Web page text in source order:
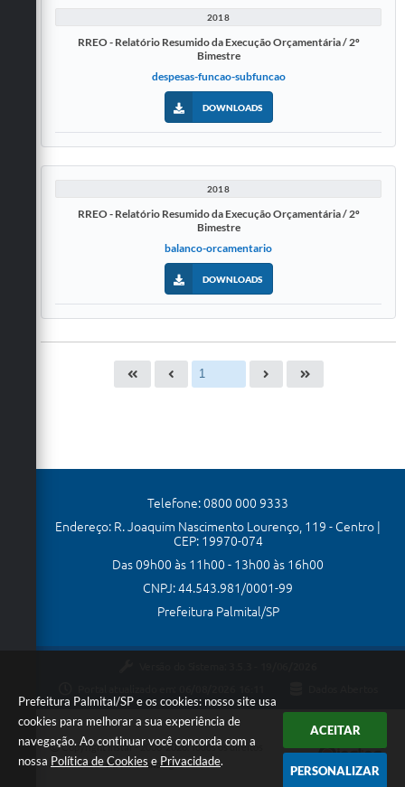
Prefeitura Palmital/SP e os cookies: nosso site usa
cookies para melhorar a sua experiência de
navegação. Ao continuar você concorda com a
nossa Política de Cookies e Privacidade.
ACEITAR
PERSONALIZAR
2018
RREO - Relatório Resumido da Execução Orçamentária / 2º
Bimestre
despesas-funcao-subfuncao
DOWNLOADS
2018
RREO - Relatório Resumido da Execução Orçamentária / 2º
Bimestre
balanco-orcamentario
DOWNLOADS
Telefone: 0800 000 9333
Endereço: R. Joaquim Nascimento Lourenço, 119 - Centro |
CEP: 19970-074
Das 09h00 às 11h00 - 13h00 às 16h00
CNPJ: 44.543.981/0001-99
Prefeitura Palmital/SP
Copyright Instar - 2006-2026. Todos os direitos
reservados -Instar Tecnologia